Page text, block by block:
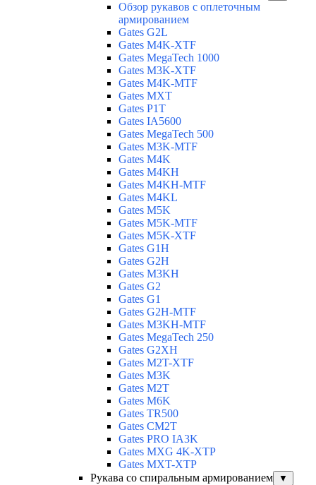
Обзор рукавов с оплеточным
армированием
Gates G2L
Gates M4K-XTF
Gates MegaTech 1000
Gates M3K-XTF
Gates M4K-MTF
Gates MXT
Gates P1T
Gates IA5600
Gates MegaTech 500
Gates M3K-MTF
Gates M4K
Gates M4KH
Gates M4KH-MTF
Gates M4KL
Gates M5K
Gates M5K-MTF
Gates M5K-XTF
Gates G1H
Gates G2H
Gates M3KH
Gates G2
Gates G1
Gates G2H-MTF
Gates M3KH-MTF
Gates MegaTech 250
Gates G2XH
Gates M2T-XTF
Gates M3K
Gates M2T
Gates M6K
Gates TR500
Gates CM2T
Gates PRO IA3K
Gates MXG 4K-XTP
Gates MXT-XTP
Рукава со спиральным армированием
▼